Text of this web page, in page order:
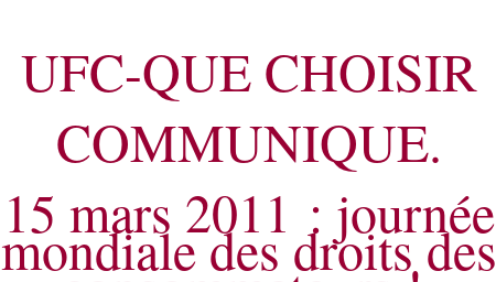
UFC-QUE CHOISIR
COMMUNIQUE.
15 mars 2011 : journée
mondiale des droits des